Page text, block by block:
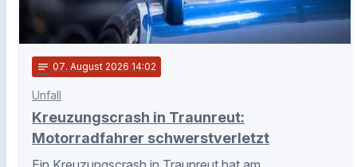
notes 07. August 2026 14:02
Unfall
Kreuzungscrash in Traunreut:
Motorradfahrer schwerstverletzt